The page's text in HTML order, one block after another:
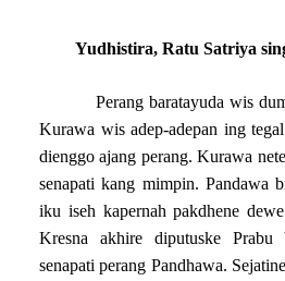
Yudhistira, Ratu Satriya
Perang baratayuda wis
Kurawa wis adep-adepan ing
dienggo ajang perang. Kurawa
senapati kang mimpin. Pandawa
iku iseh kapernah pakdhene
Kresna akhire diputuske Prabu
senapati perang Pandhawa.